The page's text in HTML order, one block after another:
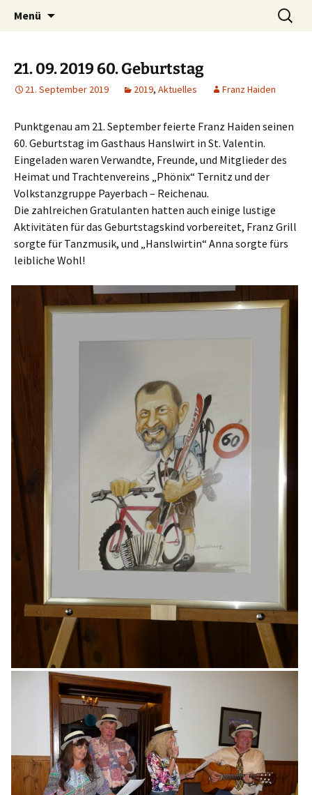
Volkstanzgruppe Payerbach-
Reichenau
Tanzen macht Freu(n)de!
Menü
Suchen
nach:
21. 09. 2019 60. Geburtstag
21. September 2019 2019, Aktuelles Franz Haiden
Punktgenau am 21. September feierte Franz Haiden seinen
60. Geburtstag im Gasthaus Hanslwirt in St. Valentin.
Eingeladen waren Verwandte, Freunde, und Mitglieder des
Heimat und Trachtenvereins „Phönix“ Ternitz und der
Volkstanzgruppe Payerbach – Reichenau.
Die zahlreichen Gratulanten hatten auch einige lustige
Aktivitäten für das Geburtstagskind vorbereitet, Franz Grill
sorgte für Tanzmusik, und „Hanslwirtin“ Anna sorgte fürs
leibliche Wohl!